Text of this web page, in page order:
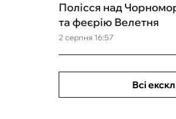
2 серпня 16:57
Полісся над
та феєрію Велетня
Всі